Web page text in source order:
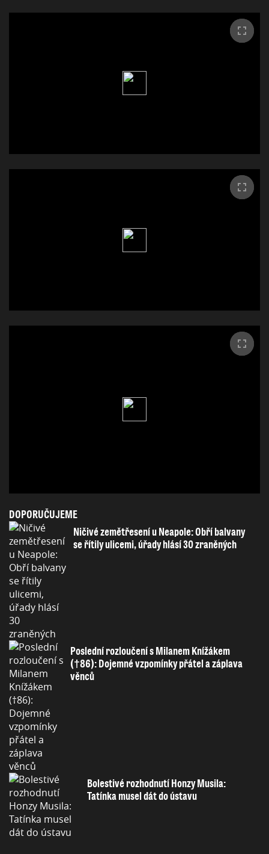
DOPORUČUJEME
Ničivé zemětřesení u Neapole: Obří balvany
se řítily ulicemi, úřady hlásí 30 zraněných
Poslední rozloučení s Milanem Knížákem
(†86): Dojemné vzpomínky přátel a záplava
věnců
Bolestivé rozhodnutí Honzy Musila:
Tatínka musel dát do ústavu